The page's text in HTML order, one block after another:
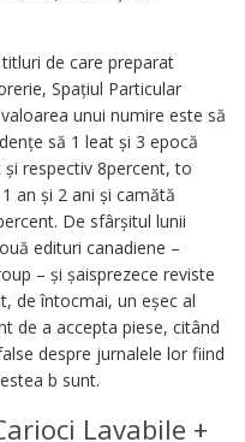
de care preparat
Spațiul Particular
unui numire este să
să 1 leat și 3 epocă
respectiv 8percent, to
an și 2 ani și camătă
De sfârșitul lunii
edituri canadiene –
– și șaisprezece reviste
de întocmai, un eșec al
de a accepta piese, citând
despre jurnalele lor fiind
b sunt.
Lavabile +